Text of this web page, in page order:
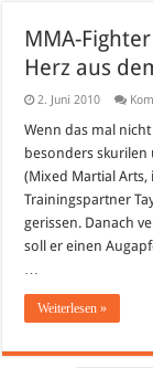
MMA-
Herz aus
2. Juni 2010
Wenn das mal
besonders skurilen
(Mixed Martial Arts,
Trainingspartner
gerissen. Danach
soll er einen
…
Weiterlesen »